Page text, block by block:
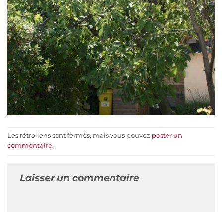
Les rétroliens sont fermés, mais vous pouvez poster un
commentaire.
Laisser un commentaire